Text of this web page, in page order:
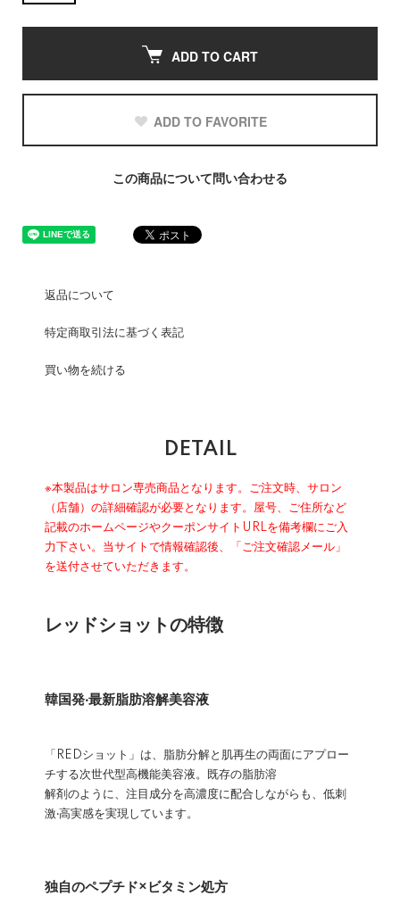
ADD TO CART
ADD TO FAVORITE
この商品について問い合わせる
返品について
特定商取引法に基づく表記
買い物を続ける
DETAIL
※本製品はサロン専売商品となります。ご注文時、サロン
（店舗）の詳細確認が必要となります。屋号、ご住所など
記載のホームページやクーポンサイトURLを備考欄にご入
力下さい。当サイトで情報確認後、「ご注文確認メール」
を送付させていただきます。
レッドショットの特徴
韓国発‧最新脂肪溶解美容液
「REDショット」は、脂肪分解と肌再生の両面にアプロー
チする次世代型高機能美容液。既存の脂肪溶
解剤のように、注目成分を高濃度に配合しながらも、低刺
激‧高実感を実現しています。
独自のペプチド×ビタミン処方